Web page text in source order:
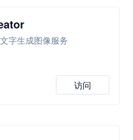
字生成图像服务
访问